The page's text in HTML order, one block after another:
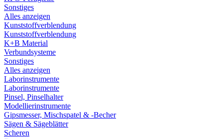
Sonstiges
Alles anzeigen
Kunststoffverblendung
Kunststoffverblendung
K+B Material
Verbundsysteme
Sonstiges
Alles anzeigen
Laborinstrumente
Laborinstrumente
Pinsel, Pinselhalter
Modellierinstrumente
Gipsmesser, Mischspatel & -Becher
Sägen & Sägeblätter
Scheren